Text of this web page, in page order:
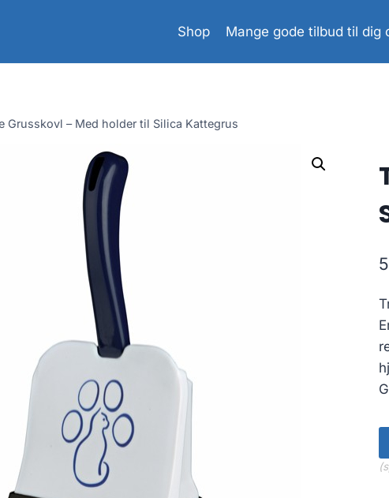
Shop Mange gode tilbud til dig
Grusskovl – Med holder til Silica Kattegrus